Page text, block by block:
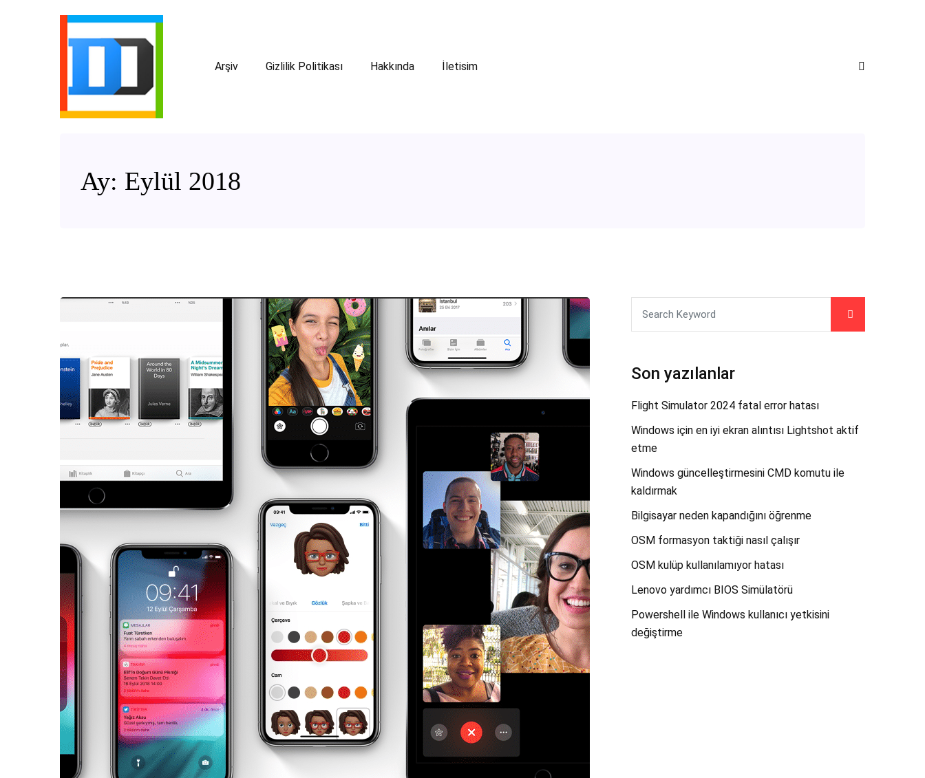
Arşiv Gizlilik Politikası Hakkında İletisim
Ay: Eylül 2018
Son yazılanlar
Flight Simulator 2024 fatal error hatası
Windows için en iyi ekran alıntısı Lightshot aktif
etme
Windows güncelleştirmesini CMD komutu ile
kaldırmak
Bilgisayar neden kapandığını öğrenme
OSM formasyon taktiği nasıl çalışır
OSM kulüp kullanılamıyor hatası
Lenovo yardımcı BIOS Simülatörü
Powershell ile Windows kullanıcı yetkisini
değiştirme